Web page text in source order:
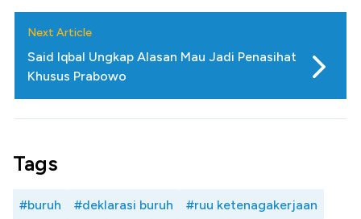
Next Article
Said Iqbal Ungkap Alasan Mau Jadi Penasihat
Khusus Prabowo
Tags
#buruh #deklarasi buruh #ruu ketenagakerjaan